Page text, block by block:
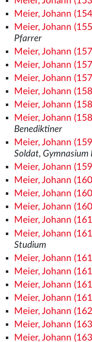
Meier, Johann
Meier, Johann
Pfarrer
Meier, Johann
Meier, Johann
Meier, Johann
Meier, Johann
Meier, Johann
Meier, Johann
Benediktiner
Meier, Johann
Soldat, Gymnasium
Meier, Johann
Meier, Johann
Meier, Johann
Meier, Johann
Meier, Johann
Meier, Johann
Studium
Meier, Johann
Meier, Johann
Meier, Johann
Meier, Johann
Meier, Johann
Meier, Johann
Meier, Johann